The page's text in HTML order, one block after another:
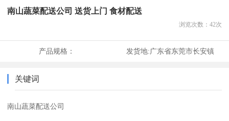
南山蔬菜配送公司 送货上门 食材配送
浏览次数： 42次
产品规格： 发货地:广东省东莞市长安镇
关键词
南山蔬菜配送公司